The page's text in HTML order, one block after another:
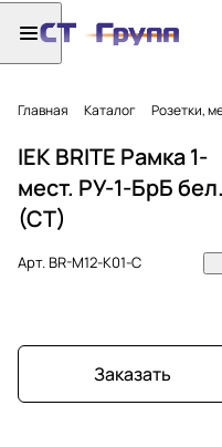
Главная Каталог Розетки,
IEK BRITE Рамка 1-
мест. РУ-1-БрБ бел.
(СТ)
Арт.BR-M12-K01-C
Заказать